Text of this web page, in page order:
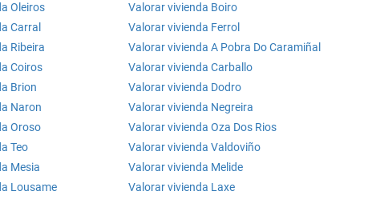
Oleiros
Valorar vivienda Boiro
Carral
Valorar vivienda Ferrol
Ribeira
Valorar vivienda A Pobra Do Caramiñal
Coiros
Valorar vivienda Carballo
Brion
Valorar vivienda Dodro
Naron
Valorar vivienda Negreira
Oroso
Valorar vivienda Oza Dos Rios
Teo
Valorar vivienda Valdoviño
Mesia
Valorar vivienda Melide
Lousame
Valorar vivienda Laxe